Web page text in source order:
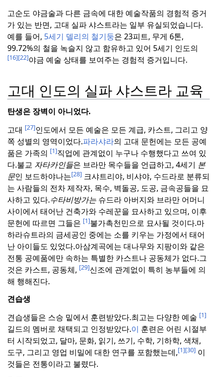
고순도 야금술과 다른 금속에 대한 예술작품의 경험적 증거
가 있는 반면, 고대 실파 샤스트라는 일부 유실되었습니다.
예를 들어, 5세기 델리의 철기둥은 23피트, 무게 6톤,
99.72%의 철을 녹슬지 않고 함유하고 있어 5세기 인도의
[16][22]야금 예술 상태를 보여주는 경험적 증거입니다.
고대 인도의 실파 샤스트라 교육
탄생은 장벽이 아니었다.
고대 [27]인도에서 모든 예술은 모든 계급, 카스트, 그리고 양
쪽 성별의 영역이었다.파라샤라의 고대 문헌에는 모든 공예
품은 가족의 [1]직업에 관계없이 누구나 수행했다고 쓰여 있
다.불교 자타카인들은 브라만 목수들을 언급하고, 4세기 본
문인 보드하야나는[28] 크샤트리야, 비샤야, 수드라로 분류되
는 사람들의 전차 제작자, 목수, 벽돌공, 도공, 금속공들을 묘
사하고 있다.수타비방가는 슈드라 아버지와 브라만 어머니
사이에서 태어난 건축가와 수레꾼을 묘사하고 있으며, 이후
문헌에 따르면 그들은 [1]불가촉천민으로 묘사될 것이다.마
하라슈트라의 금세공인 중에는 소를 키우는 가정에서 태어
난 아이들도 있었다.아삼계곡에는 대나무와 지팡이와 같은
전통 공예품에만 속하는 특별한 카스트나 공동체가 없다.그
것은 카스트, 공동체, [29]신조에 관계없이 특히 농부들에 의
해 행해진다.
견습생
견습생들은 스승 밑에서 훈련받았다.최고는 다양한 예술 [1]
길드의 멤버로 채택되고 인정받았다.이 훈련은 어린 시절부
터 시작되었고, 달마, 문화, 읽기, 쓰기, 수학, 기하학, 색채,
도구, 그리고 영업 비밀에 대한 연구를 포함했는데,[1][30] 이
것들은 전통이라고 불렸다.